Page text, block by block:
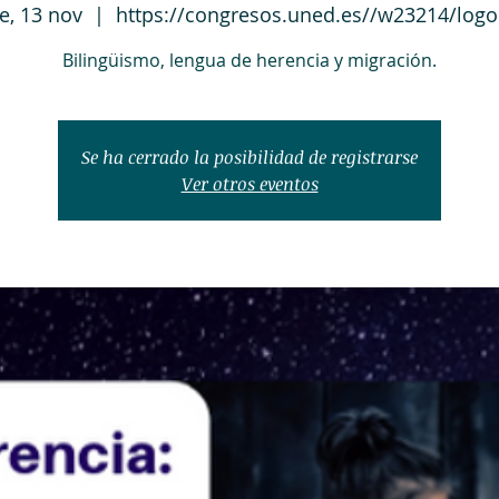
13 nov
  |
https://congresos.uned.es//w23214/
Bilingüismo, lengua de herencia y migración.
Se ha cerrado la posibilidad de registrarse
Ver otros eventos